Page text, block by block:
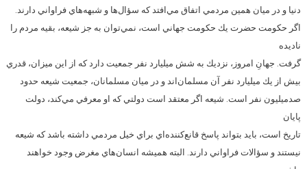
دنيا و در ميان همين مردمي اتفاق مي‌افتد كه سؤال‌ها و شبهه‌هاي فراواني دارند.
اگر حكومت حضرت يك حكومت جهاني است، نمي‌توان به جز شيعه، بقيه مردم را
ناديده
گرفت. جهانِ امروز، نزديك به شش ميليارد نفر جمعيت دارد كه از اين ميزان، قدري
بيش از يك ميليارد نفر آن مسلمان‌اند و در ميان مسلمانان، جمعيت شيعه حدود
صدميليون نفر است. شيعه اگر معتقد است دولتي كه او معرفي مي‌كند، دولت
پايان
تاريخ است، بايد بتواند پاسخ قانع‌كننده‌اي براي خيل مردمي داشته باشد كه شيعه
نيستند و سؤالات فراواني دارند. البته هميشه انسان‌هاي مغرض وجود خواهند